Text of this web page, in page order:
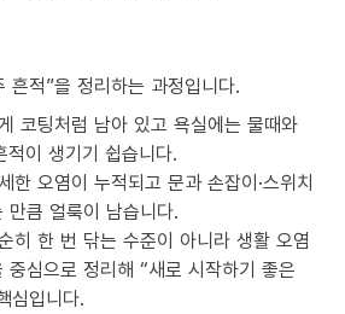
흔적”을 정리하는 과정입니다.
코팅처럼 남아 있고 욕실에는 물때와
이 생기기 쉽습니다.
한 오염이 누적되고 문과 손잡이·스위치
큼 얼룩이 남습니다.
히 한 번 닦는 수준이 아니라 생활 오염
심으로 정리해 “새로 시작하기 좋은
심입니다.